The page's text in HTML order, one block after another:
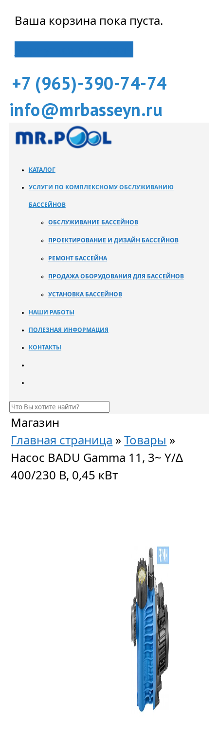
Ваша корзина пока пуста.
+7 (965)-390-74-74
info@mrbasseyn.ru
КАТАЛОГ
УСЛУГИ ПО КОМПЛЕКСНОМУ ОБСЛУЖИВАНИЮ
БАССЕЙНОВ
ОБСЛУЖИВАНИЕ БАССЕЙНОВ
ПРОЕКТИРОВАНИЕ И ДИЗАЙН БАССЕЙНОВ
РЕМОНТ БАССЕЙНА
ПРОДАЖА ОБОРУДОВАНИЯ ДЛЯ БАССЕЙНОВ
УСТАНОВКА БАССЕЙНОВ
НАШИ РАБОТЫ
ПОЛЕЗНАЯ ИНФОРМАЦИЯ
КОНТАКТЫ
Магазин
Главная страница »Товары »
Насос BADU Gamma 11, 3~ Y/∆
400/230 В, 0,45 кВт